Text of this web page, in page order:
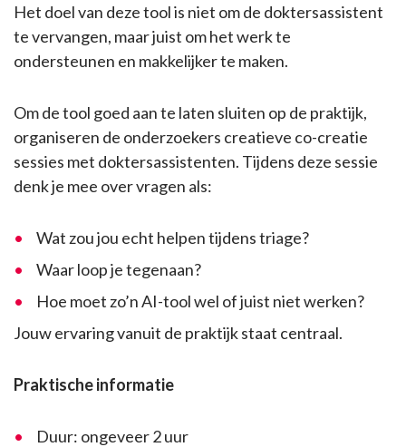
Het doel van deze tool is niet om de doktersassistent
te vervangen, maar juist om het werk te
ondersteunen en makkelijker te maken.
Om de tool goed aan te laten sluiten op de praktijk,
organiseren de onderzoekers creatieve co-creatie
sessies met doktersassistenten. Tijdens deze sessie
denk je mee over vragen als:
Wat zou jou echt helpen tijdens triage?
Waar loop je tegenaan?
Hoe moet zo’n AI-tool wel of juist niet werken?
Jouw ervaring vanuit de praktijk staat centraal.
Praktische informatie
Duur: ongeveer 2 uur